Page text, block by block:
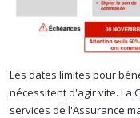
Les dates limites pour
nécessitent d'agir vite. La
services de l'Assurance